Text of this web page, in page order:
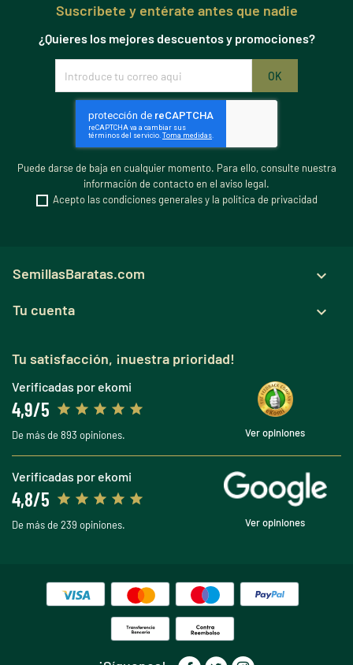
Suscribete y entérate antes que nadie
¿Quieres los mejores descuentos y promociones?
Puede darse de baja en cualquier momento. Para ello, consulte nuestra
información de contacto en el aviso legal.
Acepto las condiciones generales y la política de privacidad
SemillasBaratas.com 
Tu cuenta 
Tu satisfacción, ¡nuestra prioridad!
Verificadas por ekomi
4,9/5
De más de 893 opiniones. Ver opiniones
Verificadas por ekomi
4,8/5
De más de 239 opiniones. Ver opiniones